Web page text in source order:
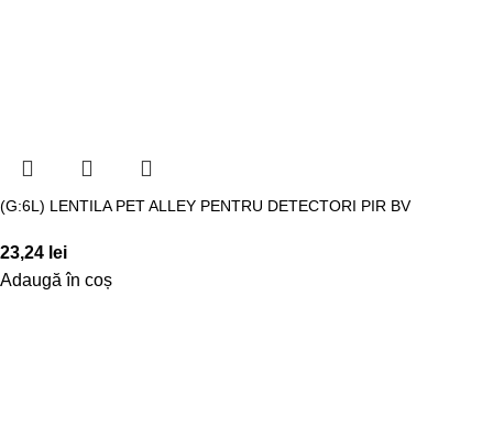
(G:6L) LENTILA PET ALLEY PENTRU DETECTORI PIR BV
23,24 lei
Adaugă în coș